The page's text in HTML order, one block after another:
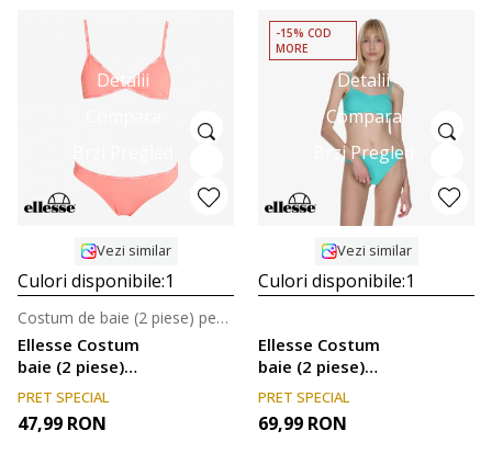
Detalii
Vezi similar
Culori disponibile:1
Ellesse Costum
baie (2 piese)
ELLESSE LADIES
SWIMSUIT
Costum de baie (2 piese) pentru femei
PRET SPECIAL
47,99 RON
Detalii
Compara
Brzi Pregled
-15% COD
MORE
Vezi similar
Culori disponibile:1
Ellesse Costum
baie (2 piese)
Ladies
PRET SPECIAL
69,99 RON